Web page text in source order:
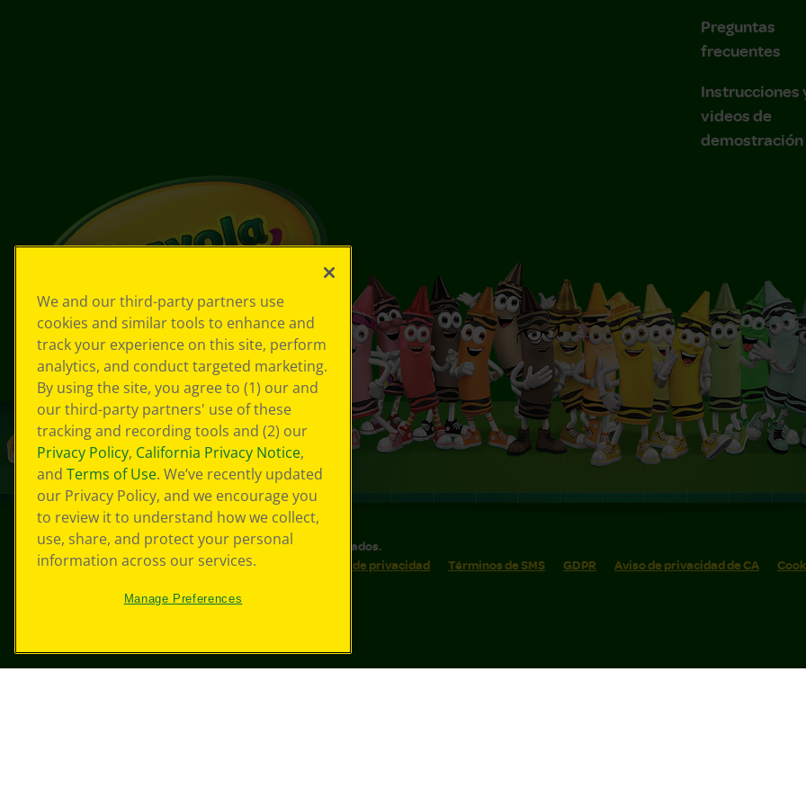
Preguntas
frecuentes
Instrucciones
videos de
demostración
© 2026 Crayola® Todos los derechos reservados.
Sus opciones de privacidad
Política de privacidad Términos de SMS GDPR Aviso de privacidad de CA
We and our third-party partners use
cookies and similar tools to enhance and
track your experience on this site, perform
analytics, and conduct targeted marketing.
By using the site, you agree to (1) our and
our third-party partners' use of these
tracking and recording tools and (2) our
Privacy Policy, California Privacy Notice,
and Terms of Use. We’ve recently updated
our Privacy Policy, and we encourage you
to review it to understand how we collect,
use, share, and protect your personal
information across our services.
Manage Preferences